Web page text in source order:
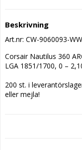
Beskrivning
Art.nr: CW-9060093-WW
Corsair Nautilus 360
LGA 1851/1700, 0 –
200 st. i
eller mejla!